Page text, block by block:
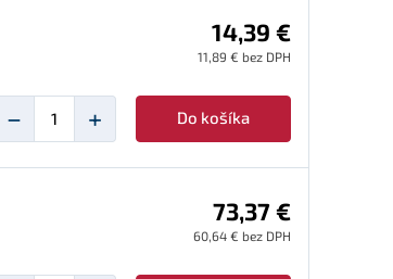
14,39 €
11,89 € bez DPH
− + Do košíka
73,37 €
60,64 € bez DPH